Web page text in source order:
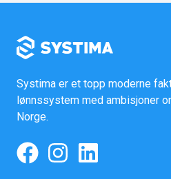
Systima er et topp moderne
lønnssystem med ambisjoner
Norge.